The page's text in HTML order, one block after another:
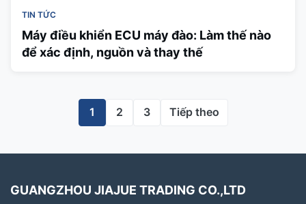
TIN TỨC
Máy điều khiển ECU máy đào: Làm thế nào
để xác định, nguồn và thay thế
1 2 3 Tiếp theo
GUANGZHOU JIAJUE TRADING CO.,LTD